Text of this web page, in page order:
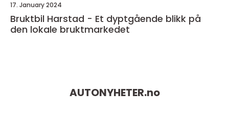
17. January 2024
Bruktbil Harstad - Et dyptgående blikk på
den lokale bruktmarkedet
AUTONYHETER.no